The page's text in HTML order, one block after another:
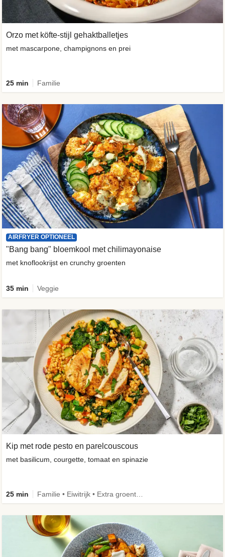
Orzo met köfte-stijl gehaktballetjes
met mascarpone, champignons en prei
25 min Familie
AIRFRYER OPTIONEEL
"Bang bang" bloemkool met chilimayonaise
met knoflookrijst en crunchy groenten
35 min Veggie
Kip met rode pesto en parelcouscous
met basilicum, courgette, tomaat en spinazie
25 min